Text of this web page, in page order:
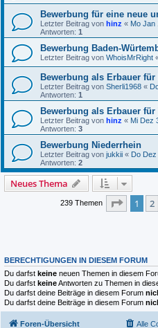
Bewerbung für eine neue
Letzter Beitrag von hinz « Mo Jan
Antworten: 1
Bewerbung Baden-
Letzter Beitrag von WhoisMrRight
Bewerbung als Erbauer für
Letzter Beitrag von Sherli1968 «
Antworten: 1
Bewerbung als Erbauer
Letzter Beitrag von hinz « Mi Dez
Antworten: 3
Bewerbung Niederrhein
Letzter Beitrag von jukkii « Do
Antworten: 2
Neues Thema
239 Themen Seite 1
1 2
BERECHTIGUNGEN IN DIESEM FORUM
Du darfst keine neuen Themen in diesem
Du darfst keineAntworten zu Themen in
Du darfst deine Beiträge in diesem Forum
Du darfst deine Beiträge in diesem Forum
Foren-Übersicht Alle